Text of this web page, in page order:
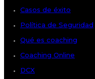
Casos de éxito
Política de Seguridad
Qué es coaching
Coaching Online
DCX